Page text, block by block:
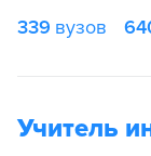
339 вузов
Учитель